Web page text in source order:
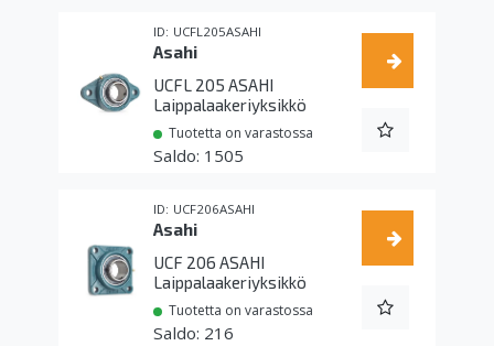
UCFL205ASAHI
Asahi
UCFL 205 ASAHI
Laippalaakeriyksikkö
Tuotetta on varastossa
1505
UCF206ASAHI
Asahi
UCF 206 ASAHI
Laippalaakeriyksikkö
Tuotetta on varastossa
216